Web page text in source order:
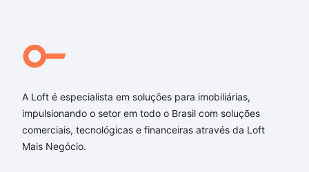
Qual o preço de Imóveis com 1 suite à venda em
Suzana, Belo Horizonte, MG?
Aqui na Loft temos a oferta ideal para você, com
Imóveis com 1 suite à venda em Suzana, Belo
Horizonte, MG que custam a partir de R$ 0 e com
nossas opções de financiamento imobiliário as
A Loft é especialista em soluções para imobiliárias,
impulsionando o setor em todo o Brasil com soluções
comerciais, tecnológicas e financeiras através da Loft
Mais Negócio.